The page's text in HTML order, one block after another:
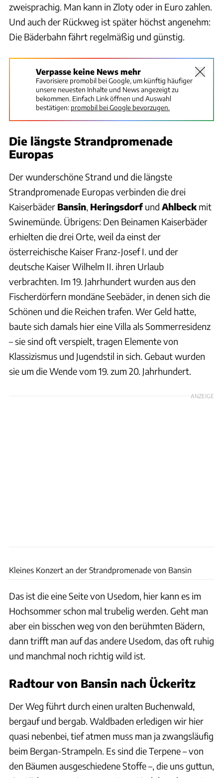
zweisprachig. Man kann in Zloty oder in Euro zahlen.
Und auch der Rückweg ist später höchst angenehm:
Die Bäderbahn fährt regelmäßig und günstig.
Verpasse keine News mehr
Favorisiere promobil bei Google, um künftig häufiger
unsere neuesten Inhalte und News angezeigt zu
bekommen. Einfach Link öffnen und Auswahl
bestätigen: promobil bei Google bevorzugen.
Die längste Strandpromenade
Europas
Der wunderschöne Strand und die längste
Strandpromenade Europas verbinden die drei
Kaiserbäder Bansin, Heringsdorf und Ahlbeck mit
Swinemünde. Übrigens: Den Beinamen Kaiserbäder
erhielten die drei Orte, weil da einst der
österreichische Kaiser Franz-Josef I. und der
deutsche Kaiser Wilhelm II. ihren Urlaub
verbrachten. Im 19. Jahrhundert wurden aus den
Fischerdörfern mondäne Seebäder, in denen sich die
Schönen und die Reichen trafen. Wer Geld hatte,
baute sich damals hier eine Villa als Sommerresidenz
– sie sind oft verspielt, tragen Elemente von
Klassizismus und Jugendstil in sich. Gebaut wurden
sie um die Wende vom 19. zum 20. Jahrhundert.
ANZEIGE
Kleines Konzert an der Strandpromenade von Bansin
Das ist die eine Seite von Usedom, hier kann es im
Hochsommer schon mal trubelig werden. Geht man
aber ein bisschen weg von den berühmten Bädern,
dann trifft man auf das andere Usedom, das oft ruhig
und manchmal noch richtig wild ist.
Radtour von Bansin nach Ückeritz
Der Weg führt durch einen uralten Buchenwald,
bergauf und bergab. Waldbaden erledigen wir hier
quasi nebenbei, tief atmen muss man ja zwangsläufig
beim Bergan-Strampeln. Es sind die Terpene – von
den Bäumen ausgeschiedene Stoffe –, die uns guttun,